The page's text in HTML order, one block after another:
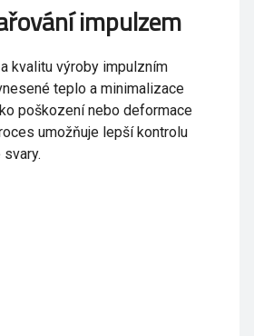
impulzem
kvalitu výroby impulzním
teplo a minimalizace
poškození nebo deformace
umožňuje lepší kontrolu